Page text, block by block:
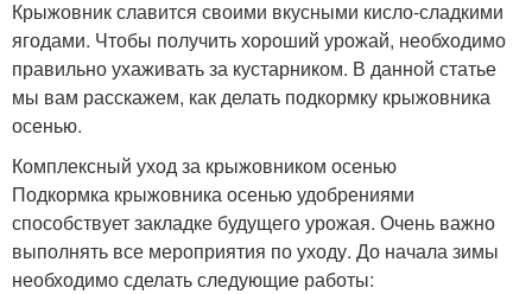
Крыжовник славится своими вкусными кисло-сладкими
ягодами. Чтобы получить хороший урожай, необходимо
правильно ухаживать за кустарником. В данной статье
мы вам расскажем, как делать подкормку крыжовника
осенью.
Комплексный уход за крыжовником осенью
Подкормка крыжовника осенью удобрениями
способствует закладке будущего урожая. Очень важно
выполнять все мероприятия по уходу. До начала зимы
необходимо сделать следующие работы: